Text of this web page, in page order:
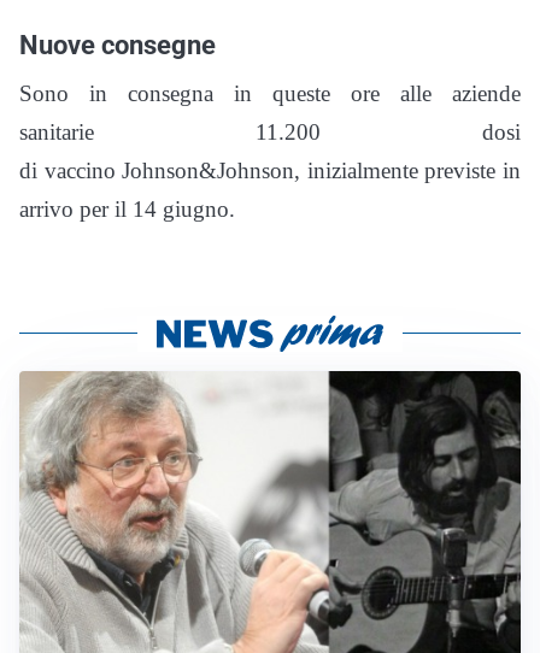
Nuove consegne
Sono in consegna in queste ore alle aziende
sanitarie 11.200 dosi
di vaccino Johnson&Johnson, inizialmente previste in
arrivo per il 14 giugno.